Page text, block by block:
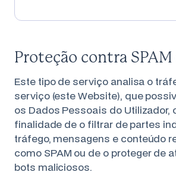
Proteção contra
Este tipo de serviço analisa o
serviço (este Website), que
os Dados Pessoais do Utilizador,
finalidade de o filtrar de partes
tráfego, mensagens e conteúdo
como SPAM ou de o proteger de
bots maliciosos.